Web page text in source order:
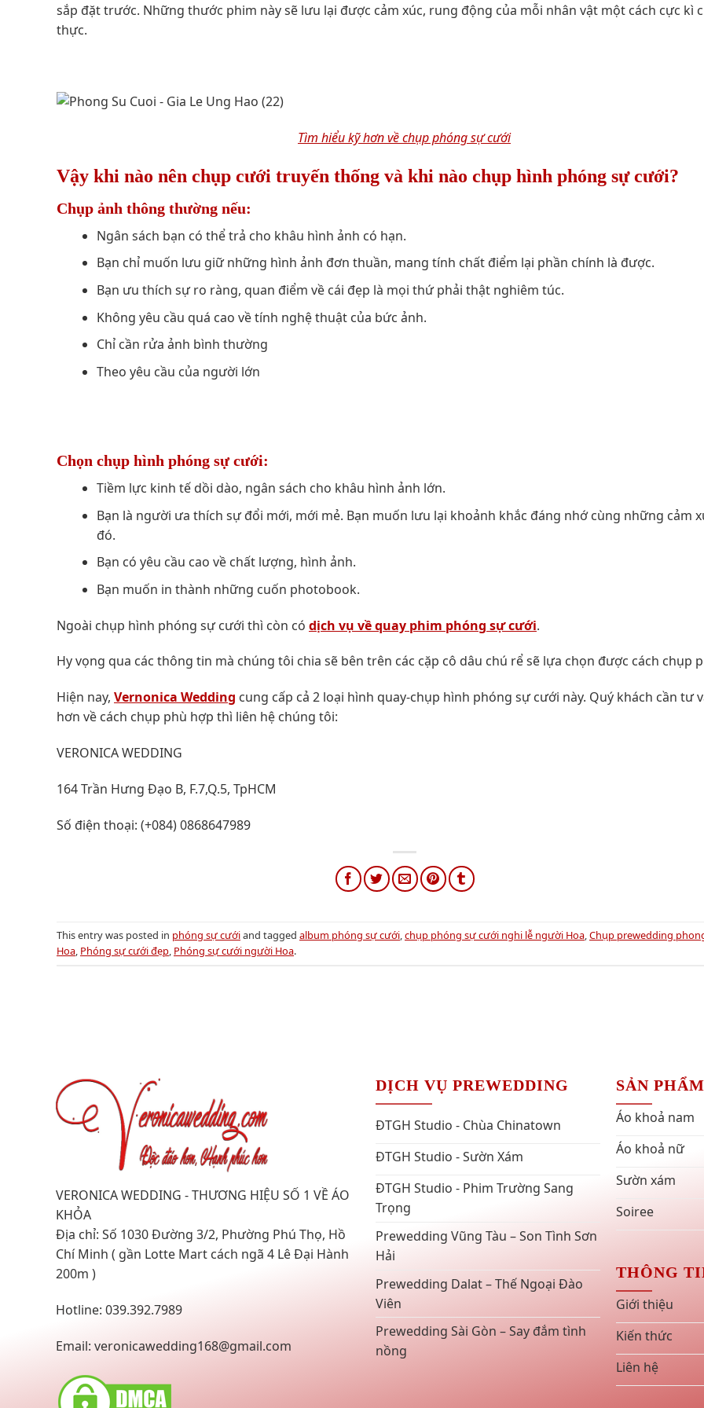
sắp đặt trước. Những thước phim này sẽ lưu lại được cảm xúc, rung động của mỗi nhân vật một cách cực kì
thực.
Tìm hiểu kỹ hơn về chụp phóng sự cưới
Vậy khi nào nên chụp cưới truyến thống và khi nào chụp hình phóng sự cưới?
Chụp ảnh thông thường nếu:
Ngân sách bạn có thể trả cho khâu hình ảnh có hạn.
Bạn chỉ muốn lưu giữ những hình ảnh đơn thuần, mang tính chất điểm lại phần chính là được.
Bạn ưu thích sự ro ràng, quan điểm về cái đẹp là mọi thứ phải thật nghiêm túc.
Không yêu cầu quá cao về tính nghệ thuật của bức ảnh.
Chỉ cần rửa ảnh bình thường
Theo yêu cầu của người lớn
Chọn chụp hình phóng sự cưới:
Tiềm lực kinh tế dồi dào, ngân sách cho khâu hình ảnh lớn.
Bạn là người ưa thích sự đổi mới, mới mẻ. Bạn muốn lưu lại khoảnh khắc đáng nhớ cùng những cảm
đó.
Bạn có yêu cầu cao về chất lượng, hình ảnh.
Bạn muốn in thành những cuốn photobook.
Ngoài chụp hình phóng sự cưới thì còn có dịch vụ về quay phim phóng sự cưới.
Hy vọng qua các thông tin mà chúng tôi chia sẽ bên trên các cặp cô dâu chú rể sẽ lựa chọn được cách chụp
Hiện nay, Vernonica Wedding cung cấp cả 2 loại hình quay-chụp hình phóng sự cưới này. Quý khách cần tư
hơn về cách chụp phù hợp thì liên hệ chúng tôi:
VERONICA WEDDING
164 Trần Hưng Đạo B, F.7,Q.5, TpHCM
Số điện thoại: (+084) 0868647989
This entry was posted in phóng sự cướiand tagged album phóng sự cưới,chụp phóng sự cưới nghi lễ người Hoa,Chụp prewedding
Hoa, Phóng sự cưới đẹp, Phóng sự cưới người Hoa.
VERONICA WEDDING - THƯƠNG HIỆU SỐ 1 VỀ ÁO
KHỎA
Địa chỉ: Số 1030 Đường 3/2, Phường Phú Thọ, Hồ
Chí Minh ( gần Lotte Mart cách ngã 4 Lê Đại Hành
200m )
Hotline: 039.392.7989
Email: veronicawedding168@gmail.com
DỊCH VỤ PREWEDDING
ĐTGH Studio - Chùa Chinatown
ĐTGH Studio - Sườn Xám
ĐTGH Studio - Phim Trường Sang
Trọng
Prewedding Vũng Tàu – Son Tình Sơn
Hải
Prewedding Dalat – Thế Ngoại Đào
Viên
Prewedding Sài Gòn – Say đắm tình
nồng
SẢN PHẨM
Áo khoả nam
Áo khoả nữ
Sườn xám
Soiree
THÔNG
Giới thiệu
Kiến thức
Liên hệ